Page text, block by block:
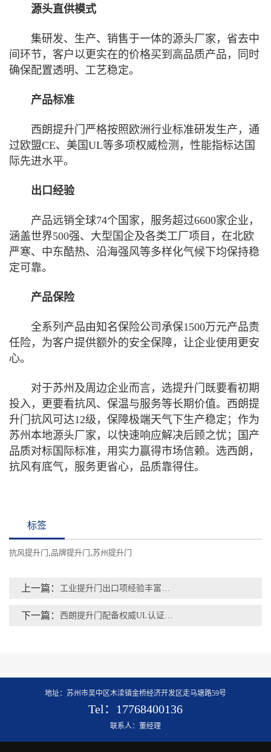
源头直供模式
集研发、生产、销售于一体的源头厂家，省去中
间环节，客户以更实在的价格买到高品质产品，同时
确保配置透明、工艺稳定。
产品标准
西朗提升门严格按照欧洲行业标准研发生产，通
过欧盟CE、美国UL等多项权威检测，性能指标达国
际先进水平。
出口经验
产品远销全球74个国家，服务超过6600家企业，
涵盖世界500强、大型国企及各类工厂项目，在北欧
严寒、中东酷热、沿海强风等多样化气候下均保持稳
定可靠。
产品保险
全系列产品由知名保险公司承保1500万元产品责
任险，为客户提供额外的安全保障，让企业使用更安
心。
对于苏州及周边企业而言，选提升门既要看初期
投入，更要看抗风、保温与服务等长期价值。西朗提
升门抗风可达12级，保障极端天气下生产稳定；作为
苏州本地源头厂家，以快速响应解决后顾之忧；国产
品质对标国际标准，用实力赢得市场信赖。选西朗，
抗风有底气，服务更省心，品质靠得住。
标签
抗风提升门 品牌提升门 苏州提升门
上一篇：
下一篇：
地址：苏州市吴中区木渎镇金桥经济开发区走马塘路59号
Tel：17768400136
联系人：董经理